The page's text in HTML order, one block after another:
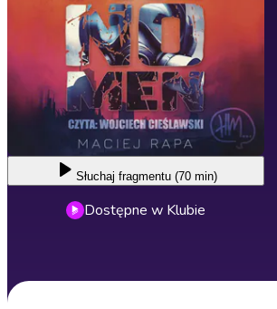
Słuchaj fragmentu (70 min)
Dostępne w Klubie